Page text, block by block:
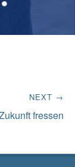
NEXT →
fressen